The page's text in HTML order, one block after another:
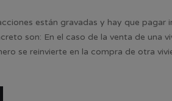
están gravadas y hay que pagar
son: En el caso de la venta de una
se reinvierte en la compra de otra